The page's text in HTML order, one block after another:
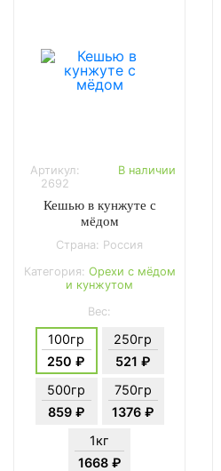
Артикул:
2692
В наличии
Кешью в кунжуте с
мёдом
Страна: Россия
Категория: Орехи с мёдом
и кунжутом
Вес:
100гр
250 ₽
250гр
521 ₽
500гр
859 ₽
750гр
1376 ₽
1кг
1668 ₽